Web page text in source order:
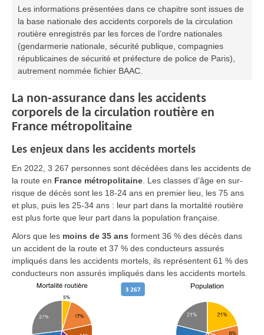
Les informations présentées dans ce chapitre sont issues de
la base nationale des accidents corporels de la circulation
routière enregistrés par les forces de l’ordre nationales
(gendarmerie nationale, sécurité publique, compagnies
républicaines de sécurité et préfecture de police de Paris),
autrement nommée fichier BAAC.
La non-assurance dans les accidents
corporels de la circulation routière en
France métropolitaine
Les enjeux dans les accidents mortels
En 2022, 3 267 personnes sont décédées dans les accidents de
la route en France métropolitaine . Les classes d’âge en sur-
risque de décès sont les 18-24 ans en premier lieu, les 75 ans
et plus, puis les 25-34 ans : leur part dans la mortalité routière
est plus forte que leur part dans la population française.
Alors que les moins de 35 ans forment 36 % des décès dans
un accident de la route et 37 % des conducteurs assurés
impliqués dans les accidents mortels, ils représentent 61 % des
conducteurs non assurés impliqués dans les accidents mortels.